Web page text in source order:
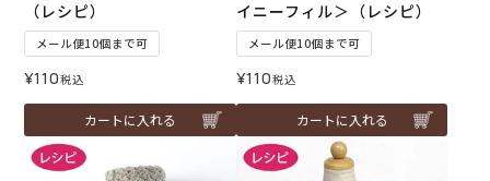
（レシピ）
メール便10個まで可
¥110税込
カートに入れる
イニーフィル＞（レシピ）
メール便10個まで可
¥110税込
カートに入れる